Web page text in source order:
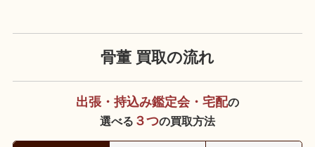
骨董 買取の流れ
出張・持込み鑑定会・宅配の
選べる ３つの買取方法